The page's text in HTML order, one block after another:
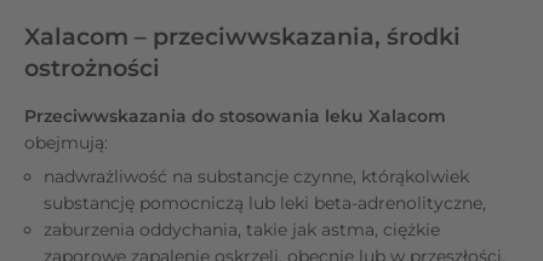
Xalacom – przeciwwskazania, środki
ostrożności
Przeciwwskazania do stosowania leku Xalacom
obejmują:
nadwrażliwość na substancje czynne, którąkolwiek
substancję pomocniczą lub leki beta-adrenolityczne,
zaburzenia oddychania, takie jak astma, ciężkie
zaporowe zapalenie oskrzeli, obecnie lub w przeszłości,